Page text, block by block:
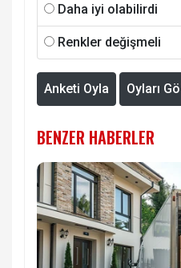
Daha iyi olabilirdi
Renkler değişmeli
Anketi Oyla Oyları
BENZER HABERLER